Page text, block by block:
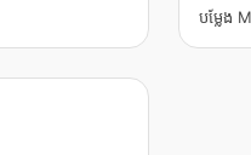
បម្លែង